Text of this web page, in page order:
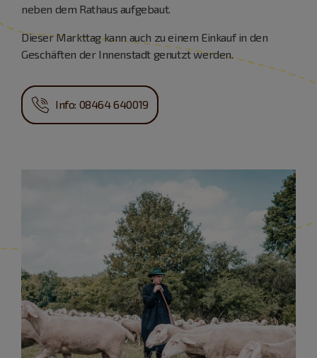
neben dem Rathaus aufgebaut.
Dieser Markttag kann auch zu einem Einkauf in den
Geschäften der Innenstadt genutzt werden.
Info: 08464 640019